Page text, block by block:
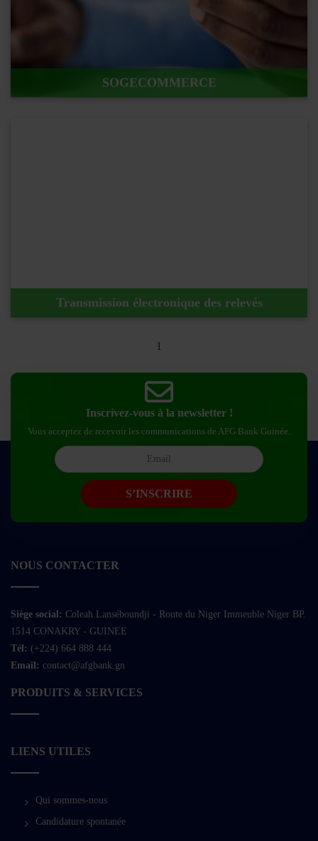
SOGECOMMERCE
Transmission électronique des relevés
1
Inscrivez-vous à la newsletter !
Vous acceptez de recevoir les communications de AFG Bank Guinée.
NOUS CONTACTER
Siège social: Coleah Lanséboundji - Route du Niger Immeuble Niger BP.
1514 CONAKRY - GUINEE
Tél: (+224) 664 888 444
Email: contact@afgbank.gn
PRODUITS & SERVICES
LIENS UTILES
Qui sommes-nous
Candidature spontanée